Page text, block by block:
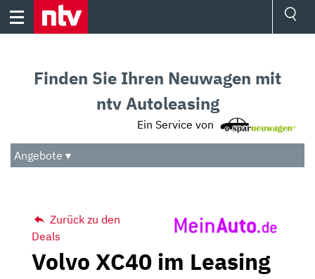
Skip
Audio
Das Beste
Finden Sie Ihren Neuwagen mit
ntv Autoleasing
Ein Service von
Angebote ▾
Zurück zu den
Deals
Volvo XC40 im Leasing